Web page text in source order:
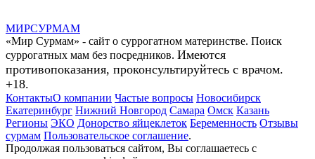
МИРСУРМАМ
«Мир Сурмам» - сайт о суррогатном материнстве. Поиск
суррогатных мам без посредников. Имеются
противопоказания, проконсультируйтесь с врачом.
+18.
КонтактыО компании Частые вопросы Новосибирск
Екатеринбург Нижний Новгород Самара Омск Казань
Регионы ЭКО Донорство яйцеклеток Беременность Отзывы
сурмам Пользовательское соглашение.
Продолжая пользоваться сайтом, Вы соглашаетесь с